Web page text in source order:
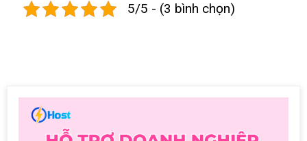
5/5 - (3 bình chọn)